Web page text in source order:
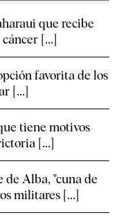
que recibe
[...]
favorita de los
[...]
tiene motivos
[...]
Alba, "cuna de
militares [...]